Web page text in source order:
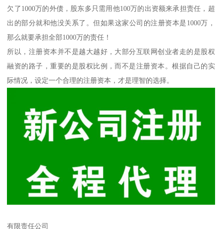
欠了1000万的外债，股东多只需用他100万的出资额来承担责任，超
出的部分就和他没关系了。但如果这家公司的注册资本是1000万，
那么就要承担全部1000万的责任！
所以，注册资本并不是越大越好，大部分互联网创业者走的是股权
融资的路子，重要的是股权比例，而不是注册资本。根据自己的实
际情况，设定一个合理的注册资本，才是理智的选择。
有限责任公司